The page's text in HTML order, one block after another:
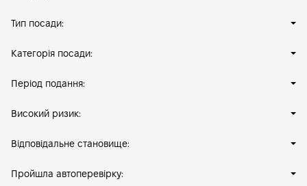
Тип посади:
Категорія посади:
Період подання:
Високий ризик:
Відповідальне становище:
Пройшла автоперевірку: